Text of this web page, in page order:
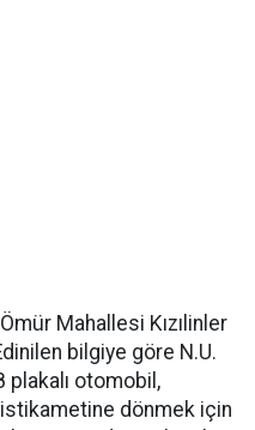
Mahallesi Kızılinler
bilgiye göre N.U.
plakalı otomobil,
istikametine dönmek için